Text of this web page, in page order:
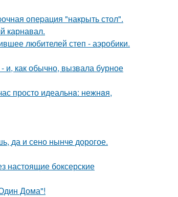
oпеpация "накрыть стол".
карнавал.
любителей степ - аэробики.
и, как обычно, вызвала бурное
просто идеальнa: нежнaя,
да и сено нынче дорогое.
настоящие боксерские
Дома"!